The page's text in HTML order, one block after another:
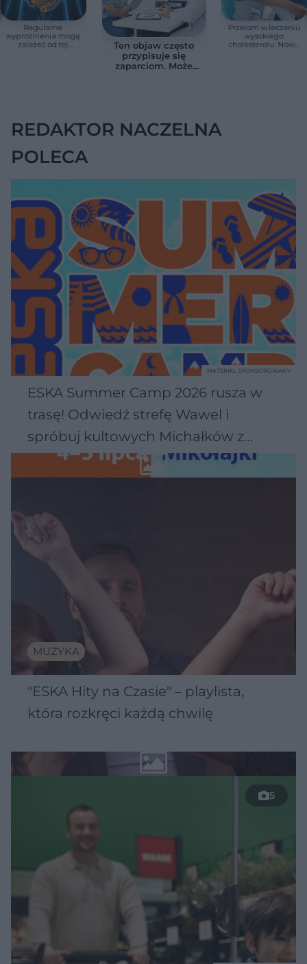
Regularne
wypróżnienia mogą
zależeć od tej
Ten objaw często
przypisuje się
zaparciom. Może
Przełom w leczeniu
wysokiego
cholesterolu. Nowa
REDAKTOR NACZELNA
POLECA
ESKA Summer Camp 2026 rusza w
trasę! Odwiedź strefę Wawel i
spróbuj kultowych Michałków z
Wawelu
MATERIAŁ SPONSOROWANY
MUZYKA
"ESKA Hity na Czasie" – playlista,
która rozkręci każdą chwilę
5